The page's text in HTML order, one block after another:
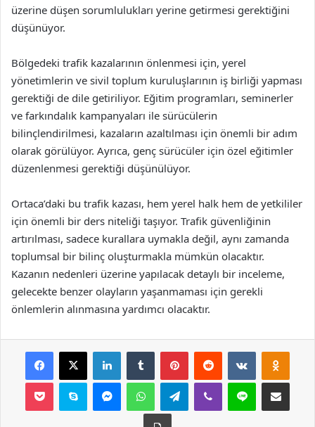
üzerine düşen sorumlulukları yerine getirmesi gerektiğini
düşünüyor.
Bölgedeki trafik kazalarının önlenmesi için, yerel
yönetimlerin ve sivil toplum kuruluşlarının iş birliği yapması
gerektiği de dile getiriliyor. Eğitim programları, seminerler
ve farkındalık kampanyaları ile sürücülerin
bilinçlendirilmesi, kazaların azaltılması için önemli bir adım
olarak görülüyor. Ayrıca, genç sürücüler için özel eğitimler
düzenlenmesi gerektiği düşünülüyor.
Ortaca’daki bu trafik kazası, hem yerel halk hem de yetkililer
için önemli bir ders niteliği taşıyor. Trafik güvenliğinin
artırılması, sadece kurallara uymakla değil, aynı zamanda
toplumsal bir bilinç oluşturmakla mümkün olacaktır.
Kazanın nedenleri üzerine yapılacak detaylı bir inceleme,
gelecekte benzer olayların yaşanmaması için gerekli
önlemlerin alınmasına yardımcı olacaktır.
Facebook
X LinkedInTumblr PinterestReddit VKontakte
Pocket Skype MessengerWhatsAppTelegramViber Line E-Posta ile
Yazdır